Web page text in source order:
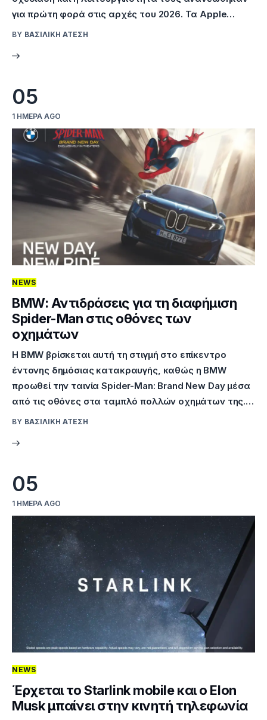
για πρώτη φορά στις αρχές του 2026. Τα Apple…
BY ΒΑΣΙΛΙΚΉ ΑΤΈΣΗ
05
1 ΗΜΈΡΑ AGO
NEWS
BMW: Αντιδράσεις για τη διαφήμιση
Spider-Man στις οθόνες των
οχημάτων
Η BMW βρίσκεται αυτή τη στιγμή στο επίκεντρο
έντονης δημόσιας κατακραυγής, καθώς η BMW
προωθεί την ταινία Spider-Man: Brand New Day μέσα
από τις οθόνες στα ταμπλό πολλών οχημάτων της.…
BY ΒΑΣΙΛΙΚΉ ΑΤΈΣΗ
05
1 ΗΜΈΡΑ AGO
NEWS
Έρχεται το Starlink mobile και ο Elon
Musk μπαίνει στην κινητή τηλεφωνία